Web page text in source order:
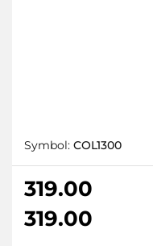
Symbol: COL1300
319.00
319.00